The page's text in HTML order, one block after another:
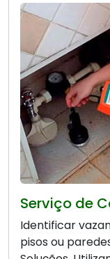
Serviço de
Identificar
pisos ou